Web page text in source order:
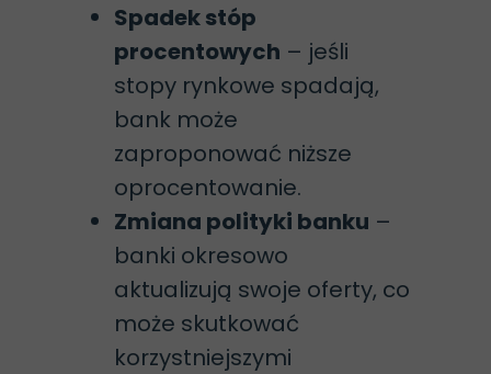
Spadek stóp
procentowych – jeśli
stopy rynkowe spadają,
bank może
zaproponować niższe
oprocentowanie.
Zmiana polityki banku –
banki okresowo
aktualizują swoje oferty, co
może skutkować
korzystniejszymi